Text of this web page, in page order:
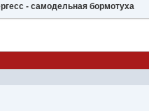
- самодельная бормотуха